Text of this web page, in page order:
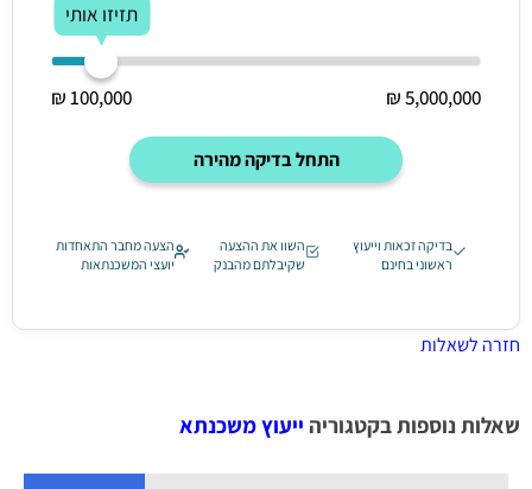
תזיזו אותי
5,000,000 ₪
100,000 ₪
התחל בדיקה מהירה
בדיקה זכאות וייעוץ
ראשוני בחינם
השוו את ההצעה
שקיבלתם מהבנק
הצעה מחבר התאחדות
יועצי המשכנתאות
חזרה לשאלות
שאלות נוספות בקטגוריה ייעוץ משכנתא